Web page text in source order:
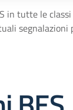
in tutte le
segnalazioni